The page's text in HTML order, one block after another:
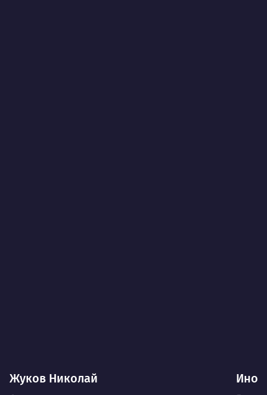
Жуков Николай